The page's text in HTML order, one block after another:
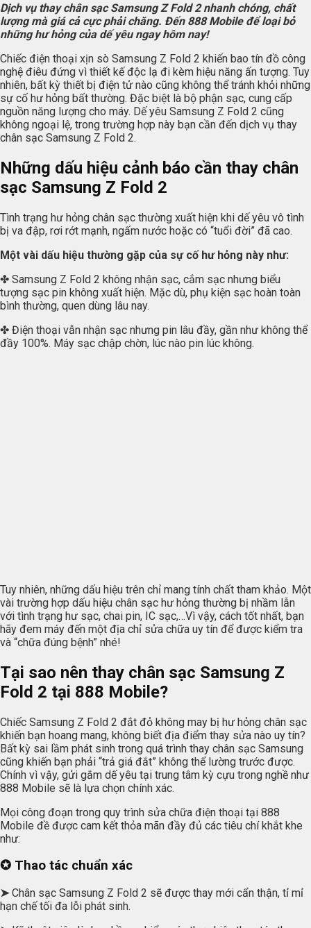
Dịch vụ thay chân sạc Samsung Z Fold 2 nhanh chóng, chất
lượng mà giá cả cực phải chăng. Đến 888 Mobile để loại bỏ
những hư hỏng của dế yêu ngay hôm nay!
Chiếc điện thoại xịn sò Samsung Z Fold 2 khiến bao tín đồ công
nghệ điêu đứng vì thiết kế độc lạ đi kèm hiệu năng ấn tượng. Tuy
nhiên, bất kỳ thiết bị điện tử nào cũng không thể tránh khỏi những
sự cố hư hỏng bất thường. Đặc biệt là bộ phận sạc, cung cấp
nguồn năng lượng cho máy. Dế yêu Samsung Z Fold 2 cũng
không ngoại lệ, trong trường hợp này bạn cần đến dịch vụ thay
chân sạc Samsung Z Fold 2.
Những dấu hiệu cảnh báo cần thay chân
sạc Samsung Z Fold 2
Tình trạng hư hỏng chân sạc thường xuất hiện khi dế yêu vô tình
bị va đập, rơi rớt mạnh, ngấm nước hoặc có “tuổi đời” đã cao.
Một vài dấu hiệu thường gặp của sự cố hư hỏng này như:
✤ Samsung Z Fold 2 không nhận sạc, cắm sạc nhưng biểu
tượng sạc pin không xuất hiện. Mặc dù, phụ kiện sạc hoàn toàn
bình thường, quen dùng lâu nay.
✤ Điện thoại vẫn nhận sạc nhưng pin lâu đầy, gần như không thể
đầy 100%. Máy sạc chập chờn, lúc nào pin lúc không.
Tuy nhiên, những dấu hiệu trên chỉ mang tính chất tham khảo. Một
vài trường hợp dấu hiệu chân sạc hư hỏng thường bị nhầm lẫn
với tình trạng hư sạc, chai pin, IC sạc,…Vì vậy, cách tốt nhất, bạn
hãy đem máy đến một địa chỉ sửa chữa uy tín để được kiểm tra
và “chữa đúng bệnh” nhé!
Tại sao nên thay chân sạc Samsung Z
Fold 2 tại 888 Mobile?
Chiếc Samsung Z Fold 2 đắt đỏ không may bị hư hỏng chân sạc
khiến bạn hoang mang, không biết địa điểm thay sửa nào uy tín?
Bất kỳ sai lầm phát sinh trong quá trình thay chân sạc Samsung
cũng khiến bạn phải “trả giá đắt” không thể lường trước được.
Chính vì vậy, gửi gắm dế yêu tại trung tâm kỳ cựu trong nghề như
888 Mobile sẽ là lựa chọn chính xác.
Mọi công đoạn trong quy trình sửa chữa điện thoại tại 888
Mobile đề được cam kết thỏa mãn đầy đủ các tiêu chí khắt khe
như:
✪ Thao tác chuẩn xác
➤Chân sạc Samsung Z Fold 2 sẽ được thay mới cẩn thận, tỉ mỉ
hạn chế tối đa lỗi phát sinh.